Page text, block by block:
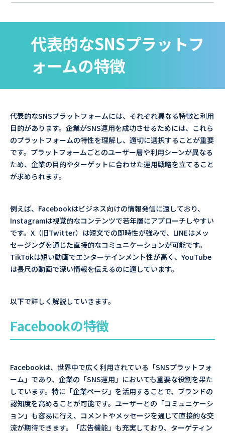
代表的なSNSプラットフ
ォームの特徴
代表的なSNSプラットフォームには、それぞれ異なる特徴と利用
目的があります。企業がSNS運用を成功させるためには、これら
のプラットフォームの特性を理解し、適切に選択することが重要
です。プラットフォームごとのユーザー層や利用シーンが異なる
ため、企業の目的やターゲットに合わせた運用戦略を立てること
が求められます。
例えば、Facebookはビジネス向けの情報発信に適しており、
Instagramは視覚的なコンテンツで若年層にアプローチしやすい
です。X（旧Twitter）は短文での即時性が強みで、LINEはメッ
セージングを通じた直接的なコミュニケーションが可能です。
TikTokは短い動画でエンターテインメント性が高く、YouTube
は長尺の動画で深い情報を伝えるのに適しています。
以下で詳しく解説していきます。
Facebookの特徴
Facebookは、世界中で広く利用されている「SNSプラットフォ
ーム」であり、企業の「SNS運用」においても重要な役割を果た
しています。特に「企業ページ」を活用することで、ブランドの
認知度を高めることが可能です。ユーザーとの「コミュニケーシ
ョン」も容易に行え、コメントやメッセージを通じて直接的な交
流が期待できます。「広告機能」も充実しており、ターゲティン